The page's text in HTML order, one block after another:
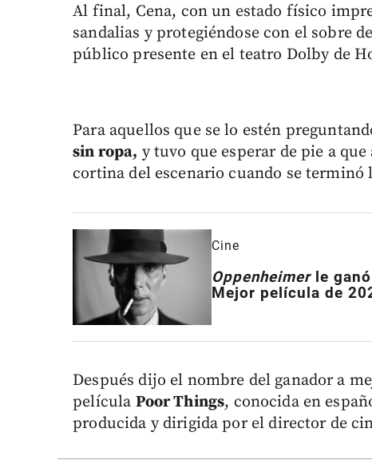
Al final, Cena, con un estado físico
sandalias y protegiéndose con el sobre
público presente en el teatro Dolby de
Para aquellos que se lo estén
sin ropa, y tuvo que esperar de pie a
cortina del escenario cuando se terminó
Cine
Oppenheimerle
Mejor película de
Después dijo el nombre del ganador a
película Poor Things, conocida en
producida y dirigida por el director de